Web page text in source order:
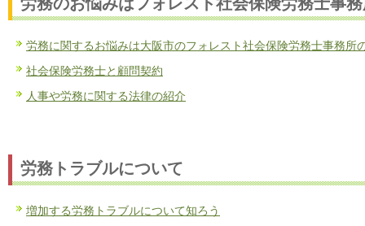
労務に関するお悩みは大阪市のフォレスト社会保険労務士事務所
社会保険労務士と顧問契約
人事や労務に関する法律の紹介
労務トラブルについて
増加する労務トラブルについて知ろう